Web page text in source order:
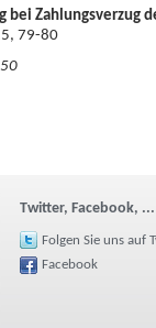
bei Zahlungsverzug
79-80
Twitter, Facebook, ...
Folgen Sie uns auf
Facebook